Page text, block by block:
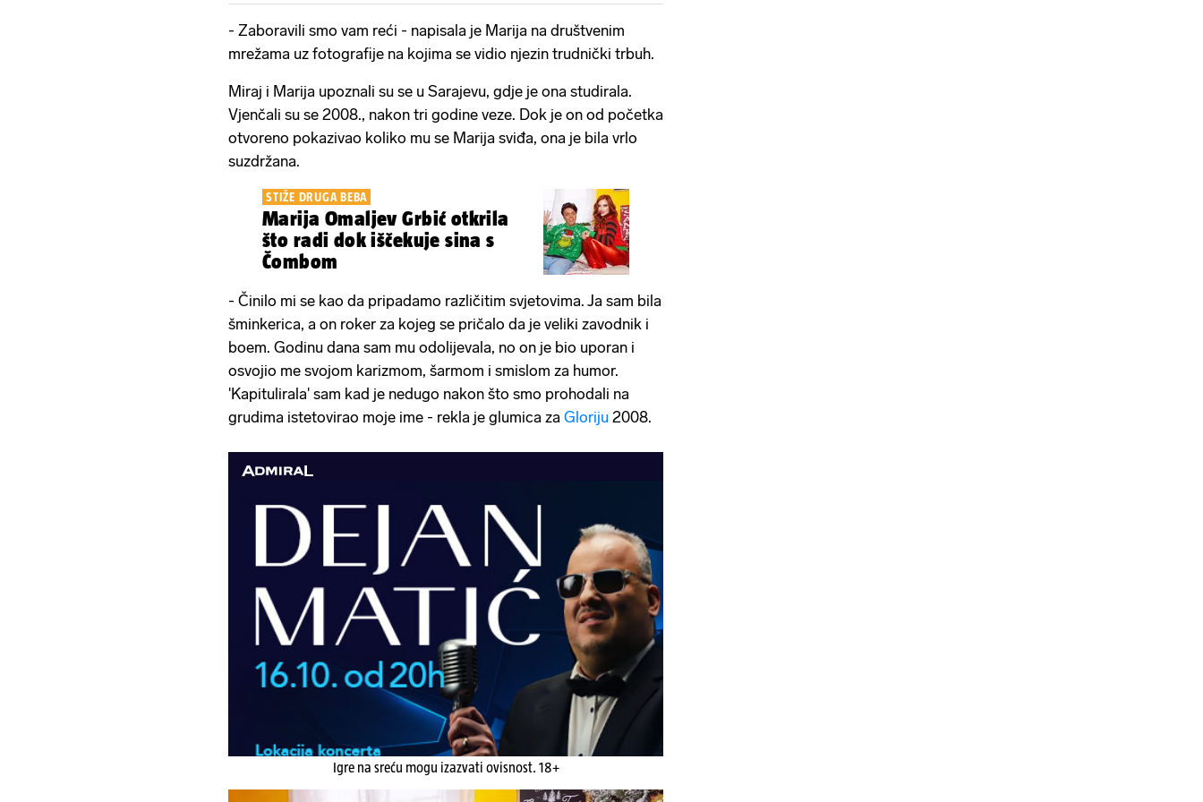
- Zaboravili smo vam reći - napisala je Marija na društvenim
mrežama uz fotografije na kojima se vidio njezin trudnički trbuh.
Miraj i Marija upoznali su se u Sarajevu, gdje je ona studirala.
Vjenčali su se 2008., nakon tri godine veze. Dok je on od početka
otvoreno pokazivao koliko mu se Marija sviđa, ona je bila vrlo
suzdržana.
STIŽE DRUGA BEBA
Marija Omaljev Grbić otkrila
što radi dok iščekuje sina s
Čombom
- Činilo mi se kao da pripadamo različitim svjetovima. Ja sam bila
šminkerica, a on roker za kojeg se pričalo da je veliki zavodnik i
boem. Godinu dana sam mu odolijevala, no on je bio uporan i
osvojio me svojom kari­z­mom, šarmom i smislom za humor.
'Kapitulirala' sam kad je nedugo nakon što smo prohodali na
grudima istetovirao moje ime - rekla je glumica za Gloriju 2008.
Igre na sreću mogu izazvati ovisnost. 18+